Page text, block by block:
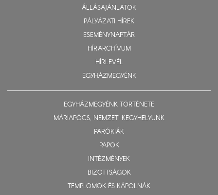
ÁLLÁSAJÁNLATOK
PÁLYÁZATI HÍREK
ESEMÉNYNAPTÁR
HÍRARCHÍVUM
HÍRLEVÉL
EGYHÁZMEGYÉNK
EGYHÁZMEGYÉNK TÖRTÉNETE
MÁRIAPÓCS, NEMZETI KEGYHELYÜNK
PARÓKIÁK
PAPOK
INTÉZMÉNYEK
BIZOTTSÁGOK
TEMPLOMOK ÉS KÁPOLNÁK